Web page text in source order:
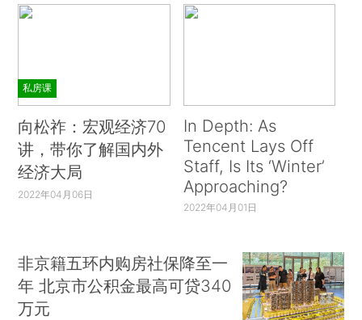
私房课
向松祚：宏观经济70
讲，带你了解国内外
经济大局
2022年04月06日
In Depth: As
Tencent Lays Off
Staff, Is Its ‘Winter’
Approaching?
2022年04月01日
非京籍五环内购房社保降至一
年 北京市公积金最高可贷340
万元